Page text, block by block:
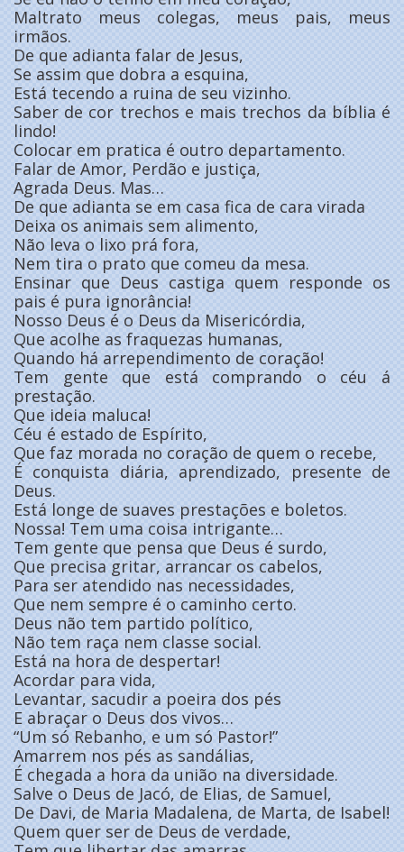
Maltrato meus colegas, meus pais, meus
irmãos.
De que adianta falar de Jesus,
Se assim que dobra a esquina,
Está tecendo a ruina de seu vizinho.
Saber de cor trechos e mais trechos da bíblia é
lindo!
Colocar em pratica é outro departamento.
Falar de Amor, Perdão e justiça,
Agrada Deus. Mas…
De que adianta se em casa fica de cara virada
Deixa os animais sem alimento,
Não leva o lixo prá fora,
Nem tira o prato que comeu da mesa.
Ensinar que Deus castiga quem responde os
pais é pura ignorância!
Nosso Deus é o Deus da Misericórdia,
Que acolhe as fraquezas humanas,
Quando há arrependimento de coração!
Tem gente que está comprando o céu á
prestação.
Que ideia maluca!
Céu é estado de Espírito,
Que faz morada no coração de quem o recebe,
É conquista diária, aprendizado, presente de
Deus.
Está longe de suaves prestações e boletos.
Nossa! Tem uma coisa intrigante…
Tem gente que pensa que Deus é surdo,
Que precisa gritar, arrancar os cabelos,
Para ser atendido nas necessidades,
Que nem sempre é o caminho certo.
Deus não tem partido político,
Não tem raça nem classe social.
Está na hora de despertar!
Acordar para vida,
Levantar, sacudir a poeira dos pés
E abraçar o Deus dos vivos…
“Um só Rebanho, e um só Pastor!”
Amarrem nos pés as sandálias,
É chegada a hora da união na diversidade.
Salve o Deus de Jacó, de Elias, de Samuel,
De Davi, de Maria Madalena, de Marta, de Isabel!
Quem quer ser de Deus de verdade,